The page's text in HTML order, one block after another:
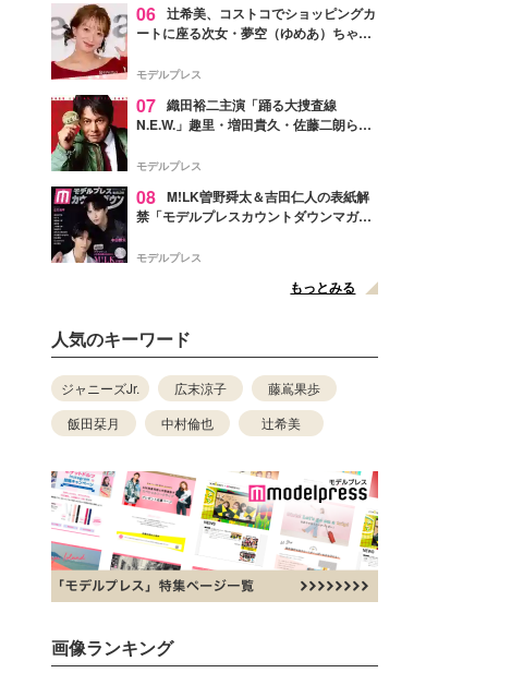
06 辻希美、コストコでショッピングカ
ートに座る次女・夢空（ゆめあ）ちゃん
ぎ」「成長を感じる」の声
モデルプレス
07 織田裕二主演「踊る大捜査線
N.E.W.」趣里・増田貴久・佐藤二朗ら新
徴する“謎のキーワード”も
モデルプレス
08 M!LK曽野舜太＆吉田仁人の表紙解
禁「モデルプレスカウントダウンマガジ
モデルプレス
もっとみる
人気のキーワード
ジャニーズJr. 広末涼子
藤嶌果歩
飯田栞月
中村倫也 辻希美
画像ランキング